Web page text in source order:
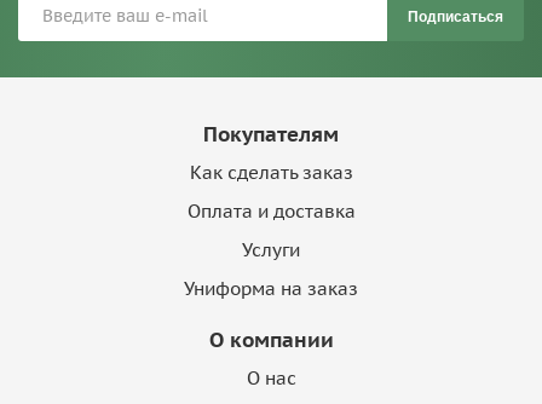
Подписаться
Покупателям
Как сделать заказ
Оплата и доставка
Услуги
Униформа на заказ
О компании
О нас